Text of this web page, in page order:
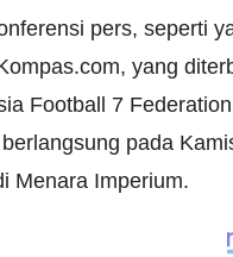
pers, seperti
yang
Football 7
pada
Menara Imperium.